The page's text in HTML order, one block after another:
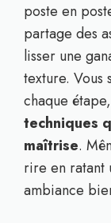
poste en
partage des
lisser une
texture. Vous
chaque étape,
techniques
maîtrise.
rire en ratant
ambiance